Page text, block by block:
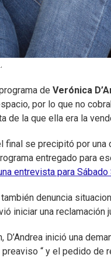
de Verónica
por lo que no
de la que ella era la
final se precipitó por
entregado para
entrevista para
denuncia
iniciar una reclamación
inició una
“ y el pedido